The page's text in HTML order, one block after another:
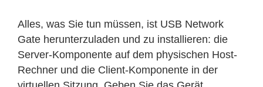
Alles, was Sie tun müssen, ist USB Network
Gate herunterzuladen und zu installieren: die
Server-Komponente auf dem physischen Host-
Rechner und die Client-Komponente in der